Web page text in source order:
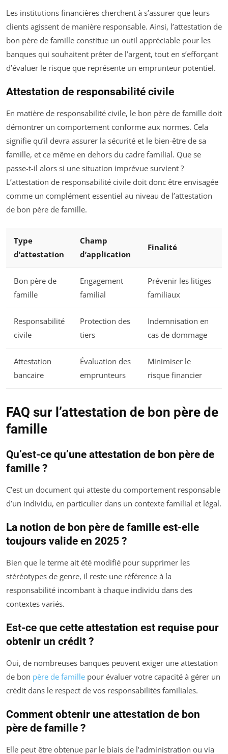
Les institutions financières cherchent à s’assurer que leurs
clients agissent de manière responsable. Ainsi, l’attestation de
bon père de famille constitue un outil appréciable pour les
banques qui souhaitent prêter de l’argent, tout en s’efforçant
d’évaluer le risque que représente un emprunteur potentiel.
Attestation de responsabilité civile
En matière de responsabilité civile, le bon père de famille doit
démontrer un comportement conforme aux normes. Cela
signifie qu’il devra assurer la sécurité et le bien-être de sa
famille, et ce même en dehors du cadre familial. Que se
passe-t-il alors si une situation imprévue survient ?
L’attestation de responsabilité civile doit donc être envisagée
comme un complément essentiel au niveau de l’attestation
de bon père de famille.
Type
d’attestation
Champ
d’application
Finalité
Bon père de
famille
Engagement
familial
Prévenir les litiges
familiaux
Responsabilité
civile
Protection des
tiers
Indemnisation en
cas de dommage
Attestation
bancaire
Évaluation des
emprunteurs
Minimiser le
risque financier
FAQ sur l’attestation de bon père de
famille
Qu’est-ce qu’une attestation de bon père de
famille ?
C’est un document qui atteste du comportement responsable
d’un individu, en particulier dans un contexte familial et légal.
La notion de bon père de famille est-elle
toujours valide en 2025 ?
Bien que le terme ait été modifié pour supprimer les
stéréotypes de genre, il reste une référence à la
responsabilité incombant à chaque individu dans des
contextes variés.
Est-ce que cette attestation est requise pour
obtenir un crédit ?
Oui, de nombreuses banques peuvent exiger une attestation
de bon père de famille pour évaluer votre capacité à gérer un
crédit dans le respect de vos responsabilités familiales.
Comment obtenir une attestation de bon
père de famille ?
Elle peut être obtenue par le biais de l’administration ou via